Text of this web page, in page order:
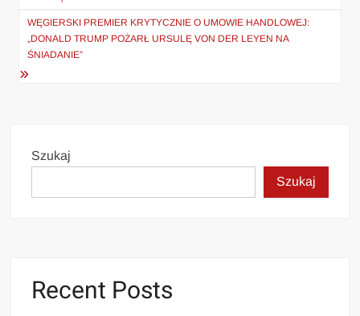
WĘGIERSKI PREMIER KRYTYCZNIE O UMOWIE HANDLOWEJ:
„DONALD TRUMP POŻARŁ URSULĘ VON DER LEYEN NA
ŚNIADANIE”
Szukaj
Szukaj
Recent Posts